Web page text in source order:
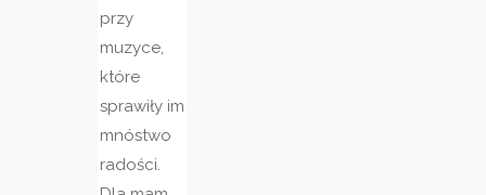
przy
muzyce,
które
sprawiły im
mnóstwo
radości.